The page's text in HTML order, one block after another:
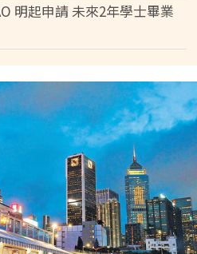
明起申請 未來2年學士畢業